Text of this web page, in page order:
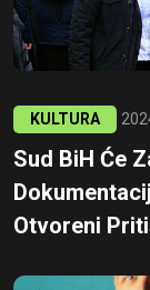
KULTURA
Sud BiH Će
Otvoreni